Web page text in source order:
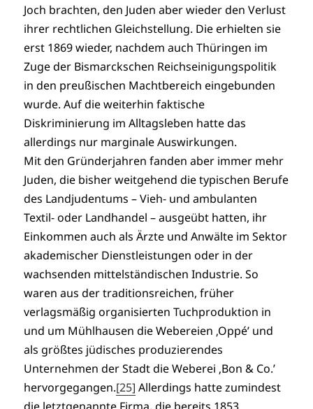
Joch brachten, den Juden aber wieder den Verlust
ihrer rechtlichen Gleichstellung. Die erhielten sie
erst 1869 wieder, nachdem auch Thüringen im
Zuge der Bismarckschen Reichseinigungspolitik
in den preußischen Machtbereich eingebunden
wurde. Auf die weiterhin faktische
Diskriminierung im Alltagsleben hatte das
allerdings nur marginale Auswirkungen.
Mit den Gründerjahren fanden aber immer mehr
Juden, die bisher weitgehend die typischen Berufe
des Landjudentums – Vieh- und ambulanten
Textil- oder Landhandel – ausgeübt hatten, ihr
Einkommen auch als Ärzte und Anwälte im Sektor
akademischer Dienstleistungen oder in der
wachsenden mittelständischen Industrie. So
waren aus der traditionsreichen, früher
verlagsmäßig organisierten Tuchproduktion in
und um Mühlhausen die Webereien ‚Oppé’ und
als größtes jüdisches produzierendes
Unternehmen der Stadt die Weberei ‚Bon & Co.’
hervorgegangen.[25] Allerdings hatte zumindest